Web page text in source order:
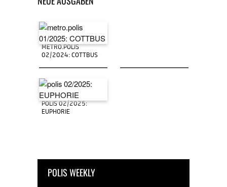
METRO.POLIS
02/2024: COTTBUS
POLIS 02/2025:
EUPHORIE
POLIS WEEKLY